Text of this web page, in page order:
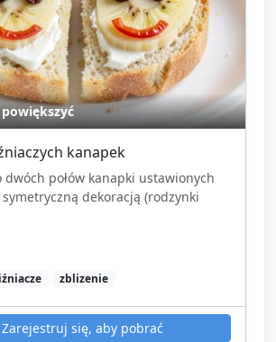
kanapek
dwóch połów kanapki ustawionych
dekoracją (rodzynki
zblizenie
Zarejestruj się, aby pobrać